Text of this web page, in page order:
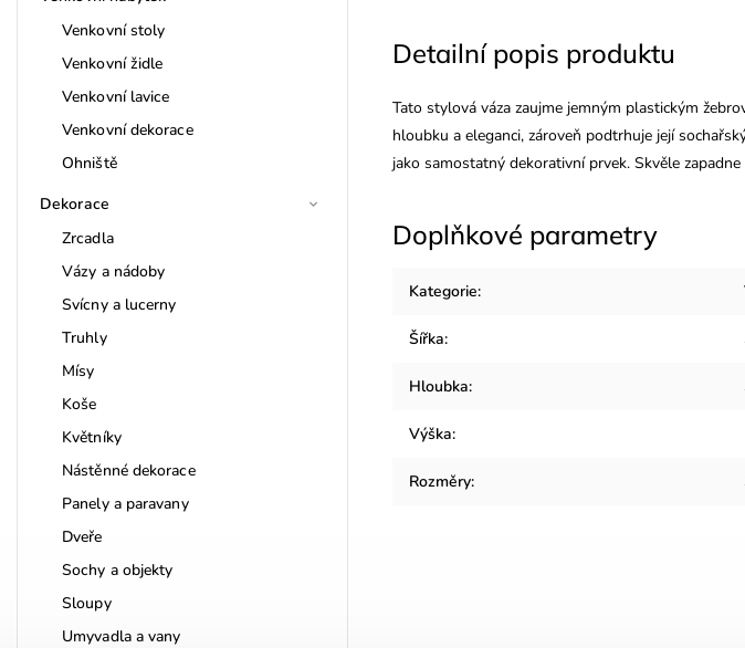
Venkovní stoly
Venkovní židle
Venkovní lavice
Venkovní dekorace
Ohniště
Dekorace
Zrcadla
Vázy a nádoby
Svícny a lucerny
Truhly
Mísy
Koše
Květníky
Nástěnné dekorace
Panely a paravany
Dveře
Sochy a objekty
Sloupy
Umyvadla a vany
Detailní popis produktu
Tato stylová váza zaujme jemným plastickým
hloubku a eleganci, zároveň podtrhuje její
jako samostatný dekorativní prvek. Skvěle
Doplňkové parametry
Kategorie:
Šířka:
Hloubka:
Výška:
Rozměry: